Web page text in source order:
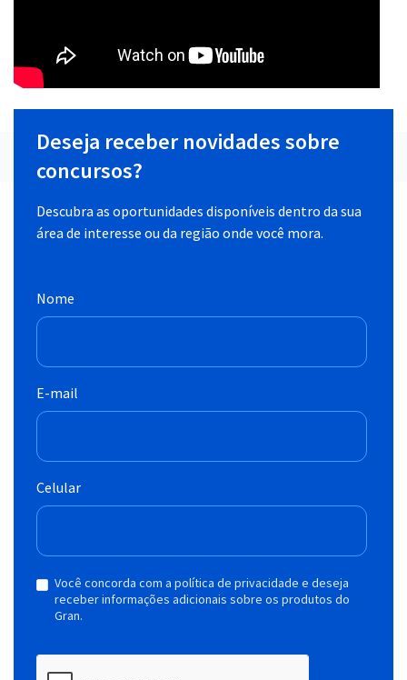
Deseja receber novidades sobre
concursos?
Descubra as oportunidades disponíveis dentro da sua
área de interesse ou da região onde você mora.
Nome
E-mail
Celular
Você concorda com a política de privacidade e deseja
receber informações adicionais sobre os produtos do
Gran.